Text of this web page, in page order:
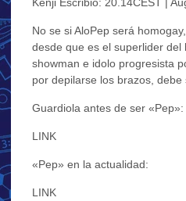
No se si AloPep será
desde que es el superlider
showman e idolo progresista
por depilarse los brazos,
Guardiola antes de ser «Pep»:
LINK
«Pep» en la actualidad:
LINK